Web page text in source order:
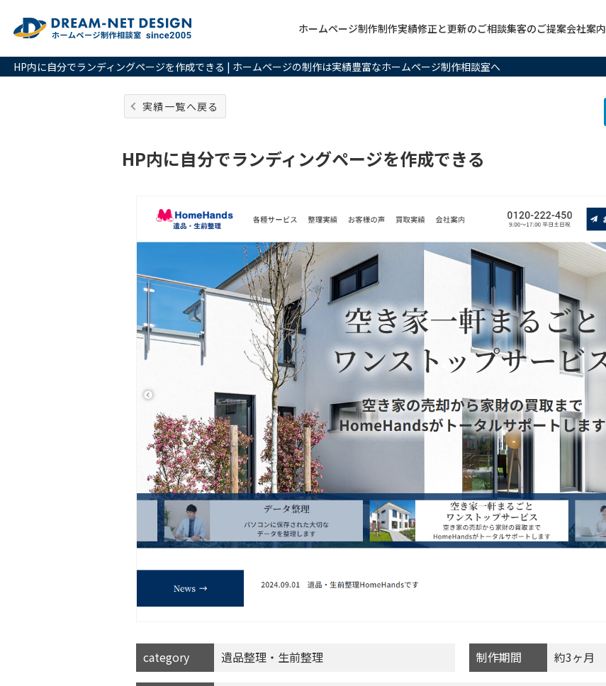
HP内に自分でランディングページを作成できる | ホームページの制作は実績豊富なホームページ制作相談室へ
ホームページ制作制作実績修正と更新のご相談集客のご提案会社案内
実績一覧へ戻る
HP内に自分でランディングページを作成できる
category 遺品整理・生前整理 制作期間 約3ヶ月